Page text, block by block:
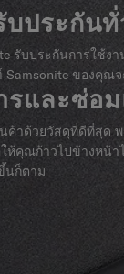
บประกัน
รับประกันการใช้ง
ของคุณจ
รและซ่อ
ค้าด้วยวัสดุที่ดีที่สุด
ให้คุณก้าวไปข้างหน้า
นก็ตาม